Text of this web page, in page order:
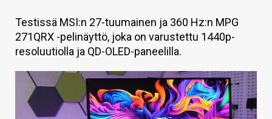
HINTA.FI
KAUPPA
VAIHDA TEEMA
Testissä MSI:n 27-tuumainen ja 360 Hz:n MPG
271QRX -pelinäyttö, joka on varustettu 1440p-
resoluutiolla ja QD-OLED-paneelilla.